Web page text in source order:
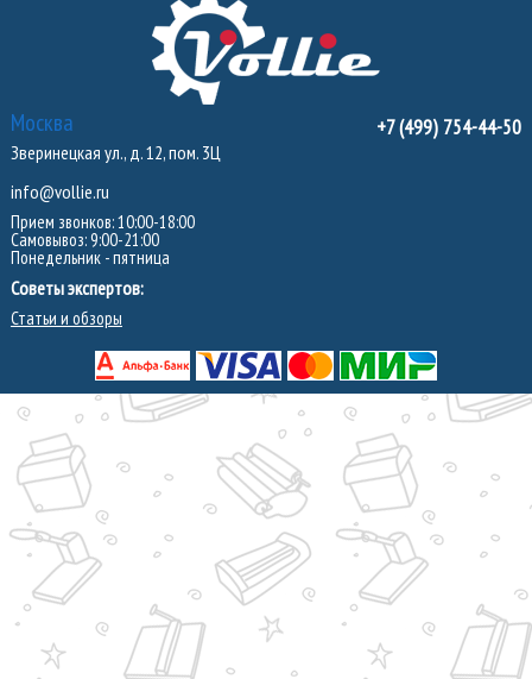
Москва
Зверинецкая ул., д. 12, пом. 3Ц
info@vollie.ru
Прием звонков: 10:00-18:00
Самовывоз: 9:00-21:00
Понедельник - пятница
Советы экспертов:
Статьи и обзоры
+7 (499) 754-44-50